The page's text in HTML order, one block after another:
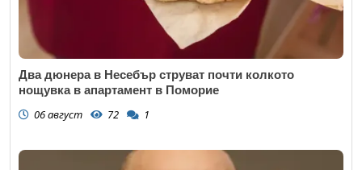
Два дюнера в Несебър струват почти колкото
нощувка в апартамент в Поморие
06 август 72 1